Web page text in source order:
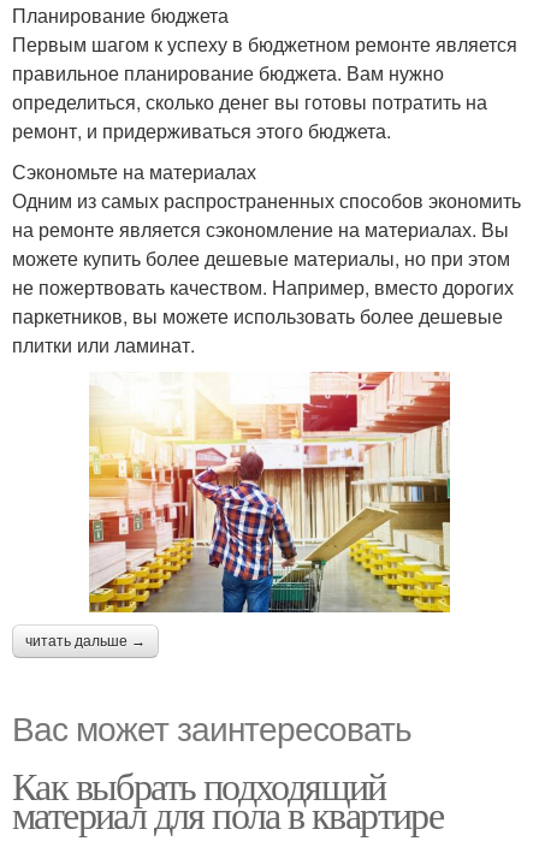
Планирование бюджета
Первым шагом к успеху в бюджетном ремонте является
правильное планирование бюджета. Вам нужно
определиться, сколько денег вы готовы потратить на
ремонт, и придерживаться этого бюджета.
Сэкономьте на материалах
Одним из самых распространенных способов экономить
на ремонте является сэкономление на материалах. Вы
можете купить более дешевые материалы, но при этом
не пожертвовать качеством. Например, вместо дорогих
паркетников, вы можете использовать более дешевые
плитки или ламинат.
читать дальше →
Вас может заинтересовать
Как выбрать подходящий
материал для пола в квартире